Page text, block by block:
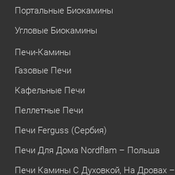
Портальные Биокамины
Угловые Биокамины
Печи-Камины
Газовые Печи
Кафельные Печи
Пеллетные Печи
Печи Ferguss (Сербия)
Печи Для Дома Nordflam – Польша
Печи Камины С Духовкой, На Дровах –